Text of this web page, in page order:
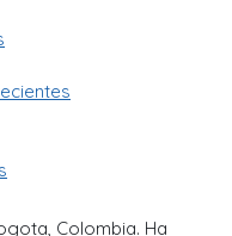
Colombia. Ha